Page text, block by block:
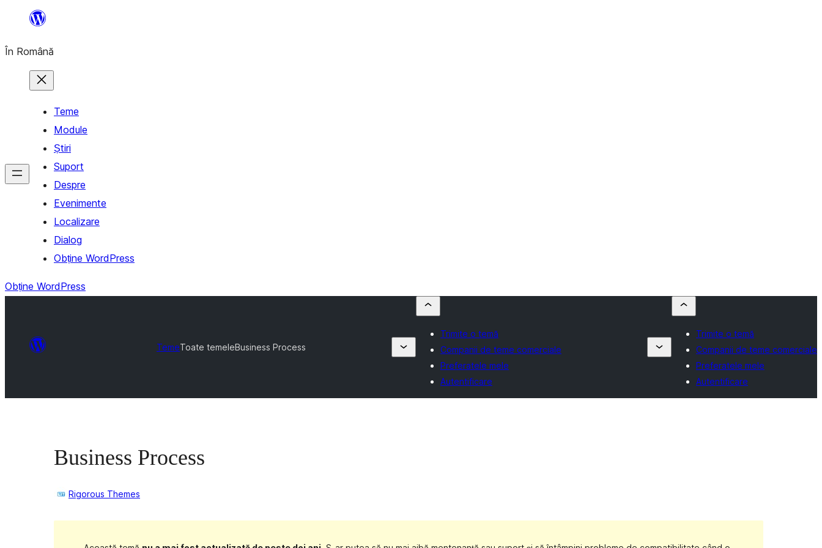
conținut
În Română
Teme
Module
Știri
Suport
Despre
Evenimente
Localizare
Dialog
Obține WordPress
Obține WordPress
TemeToate temeleBusiness Process
Trimite o temă
Companii de teme comerciale
Preferatele mele
Autentificare
Trimite o temă
Companii de teme comerciale
Preferatele mele
Autentificare
Business Process
Rigorous Themes